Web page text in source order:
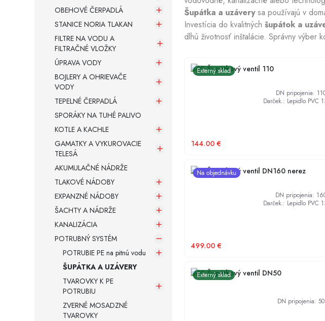
Armatúry a spojovací materiál Chladiace plášte
OBEHOVÉ ČERPADLÁ
STANICE NORIA TLAKAN
FILTRE NA VODU A
FILTRAČNÉ VLOŽKY
ÚPRAVA VODY
BOJLERY A OHRIEVAČE
VODY
TEPELNÉ ČERPADLÁ
SPORÁKY NA TUHÉ PALIVO
KOTLE A KACHLE
GAMATKY A VYKUROVACIE
TELESÁ
AKUMULAČNÉ NÁDRŽE
TLAKOVÉ NÁDOBY
EXPANZNÉ NÁDOBY
ŠACHTY A NÁDRŽE
KANALIZÁCIA
POTRUBNÝ SYSTÉM
POTRUBIE PE na pitnú vodu
ŠUPÁTKA A UZÁVERY
TVAROVKY K PE
POTRUBIU
ZVERNÉ MOSADZNÉ
TVAROVKY
Šupátka a uzáverysa používajú v
Investícia do kvalitných šupátok a
dlhú životnosť inštalácie. Správny výber
Externý sklad
PVC Šupátkový ventil 110
DN pripojenia:
Darček.: Lepidlo PVC
144.00 €
Na objednávku
PVC Šupátkový ventil DN160 nerez
DN pripojenia:
Darček.: Lepidlo PVC
499.00 €
Externý sklad
PVC Šupátkový ventil DN50
DN pripojenia: 50